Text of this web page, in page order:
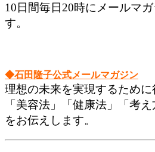
10日間毎日20時にメールマ
す。
◆石田隆子公式メールマガジン
理想の未来を実現するために
「美容法」「健康法」「考え
をお伝えします。